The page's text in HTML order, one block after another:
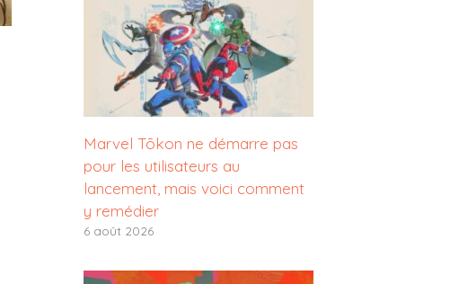
Marvel Tōkon ne démarre pas
pour les utilisateurs au
lancement, mais voici comment
y remédier
6 août 2026